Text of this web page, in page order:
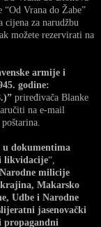
“Od Vrana do Žabe”
cijena za narudžbu
možete rezervirati na
armije i
godine:
priređivača Blanke
na e-mail
dokumentima
likvidacije“,
milicije
Makarsko
Udbe i Narodne
jasenovački
propagandni